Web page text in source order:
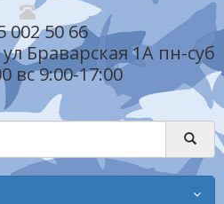
002 50 66
Браварская 1А пн-суб
вс 9:00-17:00